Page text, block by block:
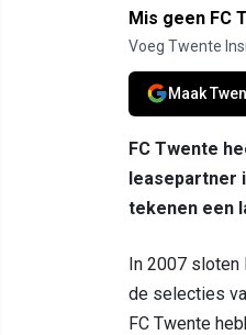
Mis geen FC
Voeg Twente
Maak
FC Twente
leasepartner
tekenen een
In 2007 sloten
de selecties
FC Twente